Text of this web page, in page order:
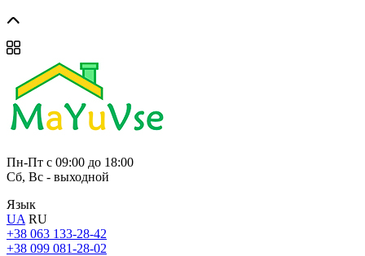
Пн-Пт с 09:00 до 18:00
Сб, Вс - выходной
Язык
UA RU
+38 063 133-28-42
+38 099 081-28-02